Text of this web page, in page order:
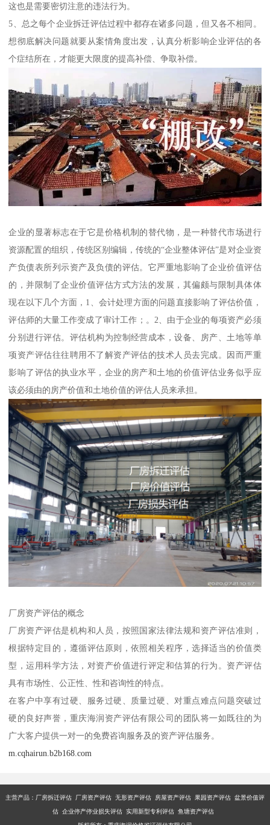
这也是需要密切注意的违法行为。
5、总之每个企业拆迁评估过程中都存在诸多问题，但又各不相同。
想彻底解决问题就要从案情角度出发，认真分析影响企业评估的各
个症结所在，才能更大限度的提高补偿、争取补偿。
企业的显著标志在于它是价格机制的替代物，是一种替代市场进行
资源配置的组织，传统区别编辑，传统的“企业整体评估”是对企业资
产负债表所列示资产及负债的评估。它严重地影响了企业价值评估
的，并限制了企业价值评估方式方法的发展，其偏颇与限制具体体
现在以下几个方面，1、会计处理方面的问题直接影响了评估价值，
评估师的大量工作变成了审计工作；。2、由于企业的每项资产必须
分别进行评估。评估机构为控制经营成本，设备、房产、土地等单
项资产评估往往聘用不了解资产评估的技术人员去完成。因而严重
影响了评估的执业水平，企业的房产和土地的价值评估业务似乎应
该必须由的房产价值和土地价值的评估人员来承担。
厂房资产评估的概念
厂房资产评估是机构和人员，按照国家法律法规和资产评估准则，
根据特定目的，遵循评估原则，依照相关程序，选择适当的价值类
型，运用科学方法，对资产价值进行评定和估算的行为。资产评估
具有市场性、公正性、性和咨询性的特点。
在客户中享有过硬、服务过硬、质量过硬、对重点难点问题突破过
硬的良好声誉，重庆海润资产评估有限公司的团队将一如既往的为
广大客户提供一对一的免费咨询服务及的资产评估服务。
m.cqhairun.b2b168.com
主营产品：厂房拆迁评估 厂房资产评估 无形资产评估 房屋资产评估 果园资产评估 盆景价值评
估 企业停产停业损失评估 实用新型专利评估 鱼塘资产评估